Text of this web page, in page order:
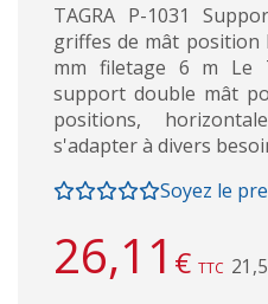
TAGRA P-1031
griffes de mât position
mm filetage 6 m Le
support double mât
positions,
s'adapter à divers
Soyez le
26,11 € TTC